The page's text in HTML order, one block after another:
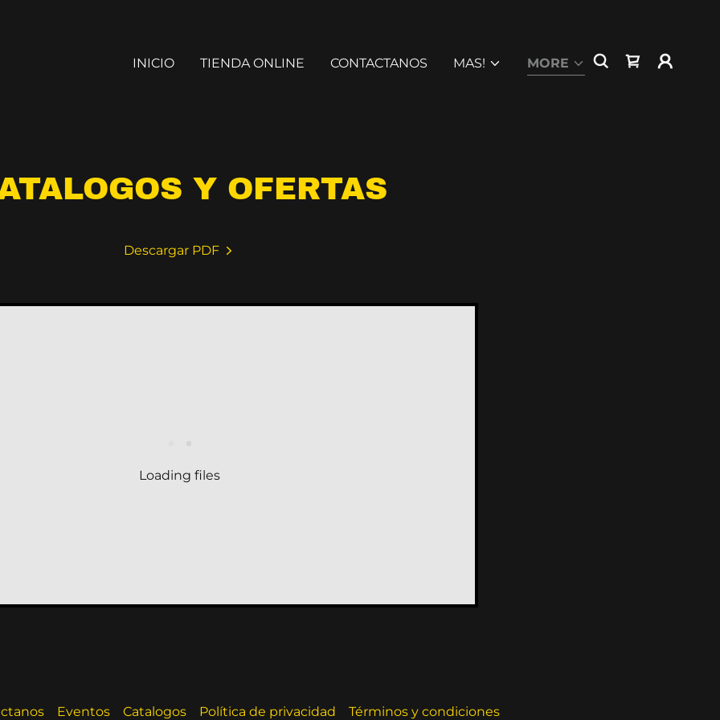
INICIO TIENDA ONLINE CONTACTANOS MAS! MORE
Y OFERTAS
Descargar PDF
Loading files
Eventos Catalogos Política de privacidad Términos y condiciones